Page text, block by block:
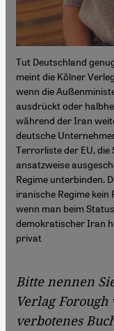
Tut Deutschland
meint die Kölner
wenn die
ausdrückt oder
während der Iran
deutsche
Terrorliste der EU,
ansatzweise
Regime unterbinden.
iranische Regime
wenn man beim
demokratischer Iran
privat
Bitte nennen
Verlag
verbotenes